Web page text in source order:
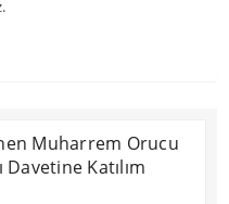
Muharrem Orucu
Katılım